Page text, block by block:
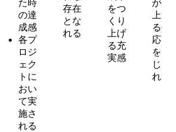
た時
の達
成感
各プ
ロジ
ェク
トに
おい
て実
施さ
れる
存在
とな
れる
をつ
くり
上げ
る充
実感
が向
上す
る手
応え
を感
じら
れる